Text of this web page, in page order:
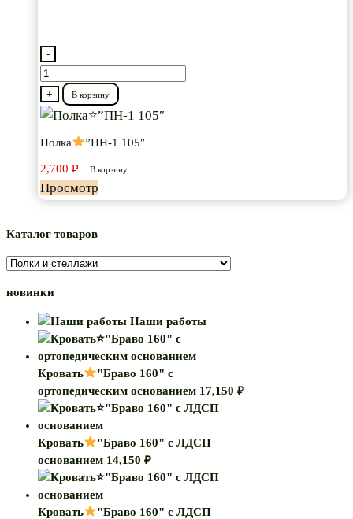
-
Количество
товара
Полка
”ПН-1
105″
+ В корзину
Полка ”ПН-1 105″
2,700 ₽ В корзину
Просмотр
Каталог товаров
новинки
Наши работы
Кровать
"Браво 160" с
ортопедическим основанием 17,150 ₽
Кровать
"Браво 160" с ЛДСП
основанием 14,150 ₽
Кровать
"Браво 160" с ЛДСП